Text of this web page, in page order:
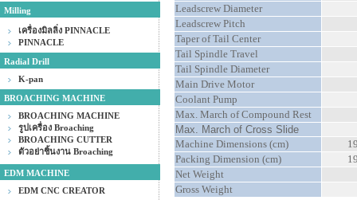
Milling
เครื่องมิลลิ่ง PINNACLE
PINNACLE
Radial Drill
K-pan
BROACHING MACHINE
BROACHING MACHINE
รูปเครื่อง Broaching
BROACHING CUTTER
ตัวอย่าชิ้นงาน Broaching
EDM MACHINE
EDM CNC CREATOR
Leadscrew Diameter
Leadscrew Pitch
Taper of Tail Center
Tail Spindle Travel
Tail Spindle Diameter
Main Drive Motor
Coolant Pump
Max. March of Compound Rest
Max. March of Cross Slide
Machine Dimensions (cm)
Packing Dimension (cm)
Net Weight
Gross Weight